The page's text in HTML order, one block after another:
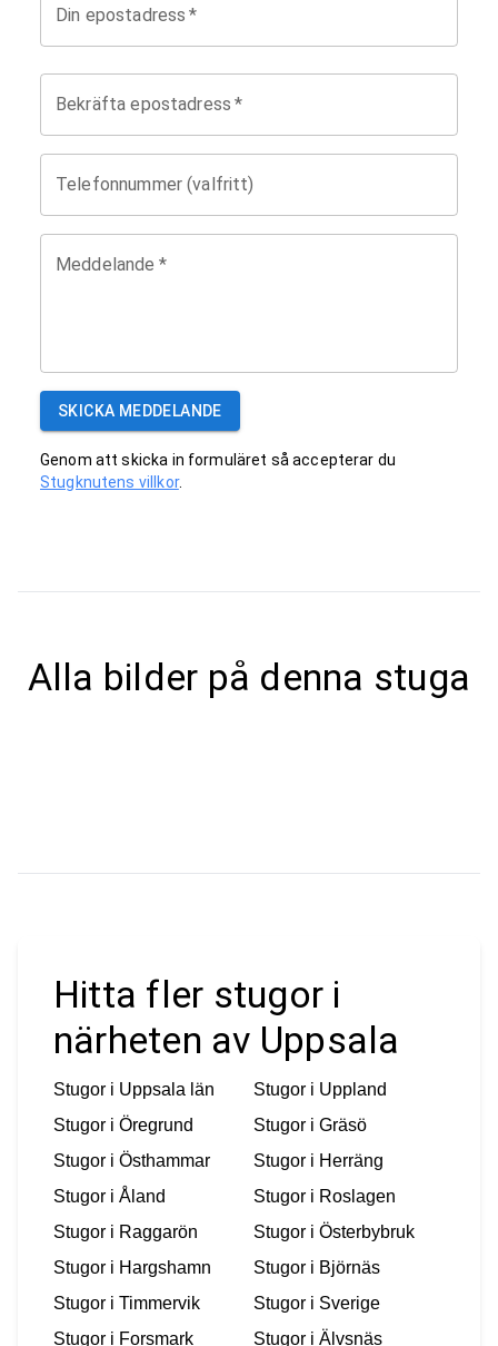
Din epostadress *
Bekräfta epostadress *
Telefonnummer (valfritt)
Meddelande *
SKICKA MEDDELANDE
Genom att skicka in formuläret så accepterar du
Stugknutens villkor.
Alla bilder på denna stuga
Hitta fler stugor i
närheten av Uppsala
Stugor i Uppsala län Stugor i Uppland
Stugor i Öregrund Stugor i Gräsö
Stugor i Östhammar Stugor i Herräng
Stugor i Åland Stugor i Roslagen
Stugor i Raggarön Stugor i Österbybruk
Stugor i Hargshamn Stugor i Björnäs
Stugor i Timmervik Stugor i Sverige
Stugor i Forsmark Stugor i Älvsnäs